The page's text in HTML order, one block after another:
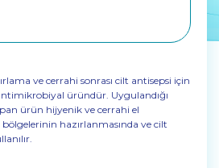
ve cerrahi sonrası cilt antisepsi için
üründür. Uygulandığı
ürün hijyenik ve cerrahi el
hazırlanmasında ve cilt